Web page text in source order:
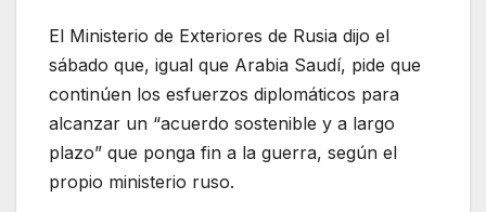
El Ministerio de Exteriores de Rusia dijo el
sábado que, igual que Arabia Saudí, pide que
continúen los esfuerzos diplomáticos para
alcanzar un “acuerdo sostenible y a largo
plazo” que ponga fin a la guerra, según el
propio ministerio ruso.